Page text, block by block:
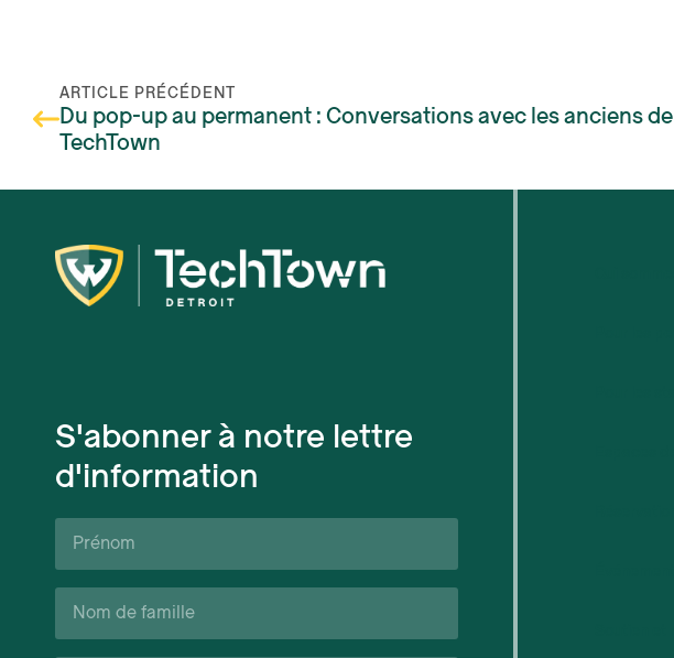
ARTICLE PRÉCÉDENT
Du pop-up au permanent : Conversations avec les anciens de
TechTown
S'abonner à notre lettre
d'information
Prénom*
Nom
de